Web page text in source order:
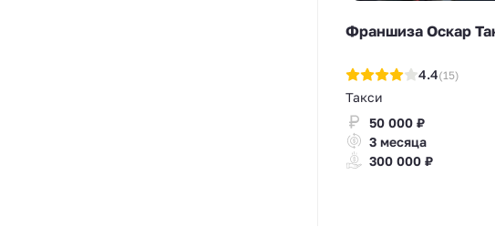
Франшиза Оскар
4.4(15)
Такси
50 000 ₽
3 месяца
300 000 ₽